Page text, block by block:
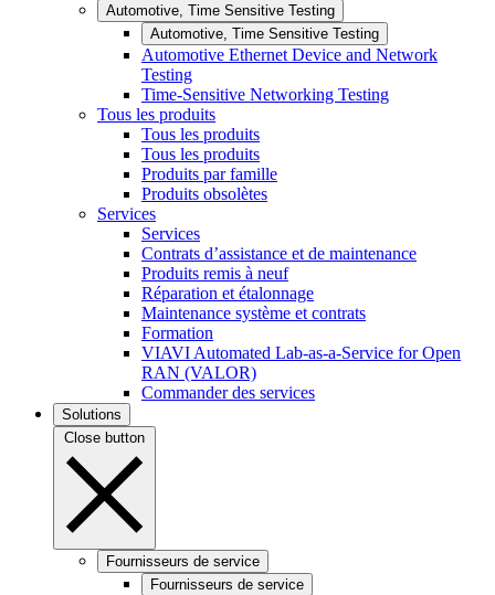
Automotive, Time Sensitive Testing
Automotive, Time Sensitive Testing
Automotive Ethernet Device and Network
Testing
Time-Sensitive Networking Testing
Tous les produits
Tous les produits
Tous les produits
Produits par famille
Produits obsolètes
Services
Services
Contrats d’assistance et de maintenance
Produits remis à neuf
Réparation et étalonnage
Maintenance système et contrats
Formation
VIAVI Automated Lab-as-a-Service for Open
RAN (VALOR)
Commander des services
Solutions
Close button
Fournisseurs de service
Fournisseurs de service